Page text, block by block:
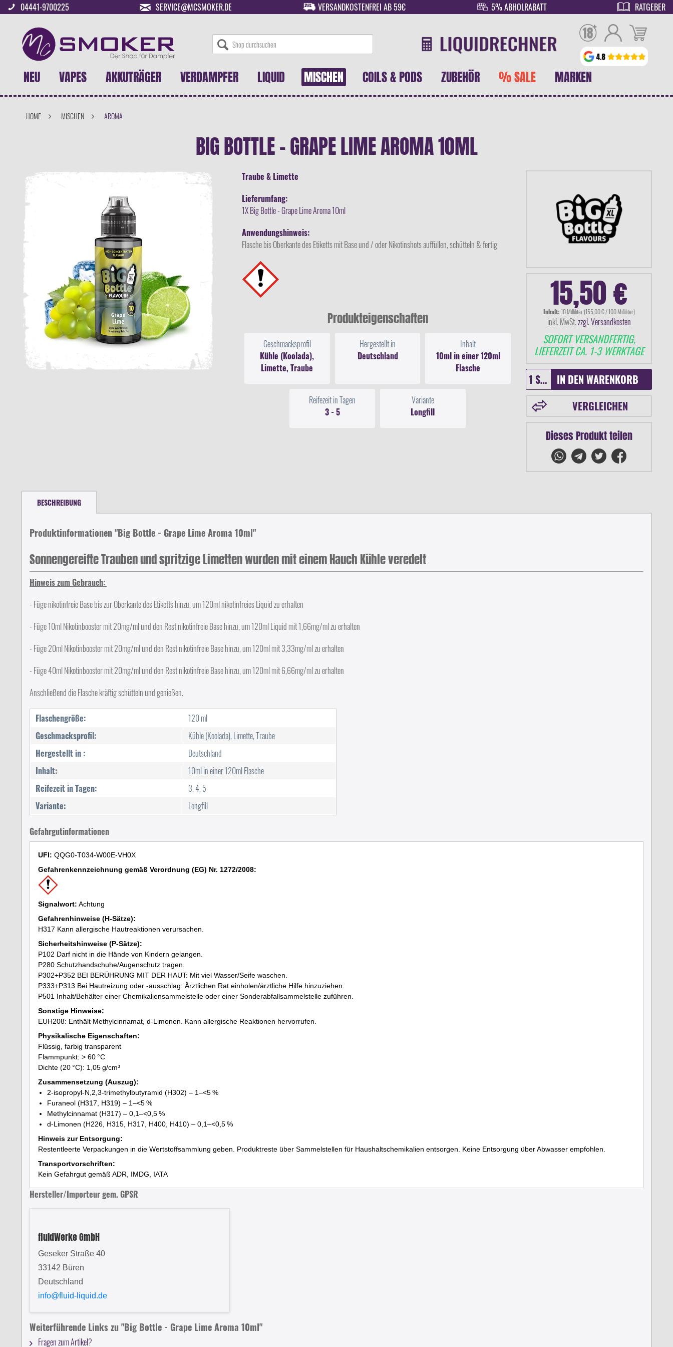
04441-9700225 SERVICE@MCSMOKER.DE VERSANDKOSTENFREI AB 59€ 5% ABHOLRABATT RATGEBER
NEU VAPES AKKUTRÄGER VERDAMPFER LIQUID MISCHEN COILS & PODS ZUBEHÖR % SALE MARKEN
HOME MISCHEN AROMA
BIG BOTTLE - GRAPE LIME AROMA 10ML
Traube & Limette
Lieferumfang:
1X Big Bottle - Grape Lime Aroma 10ml
Anwendungshinweis:
Flasche bis Oberkante des Etiketts mit Base und / oder Nikotinshots auffüllen, schütteln & fertig
Produkteigenschaften
Geschmacksprofil
Kühle (Koolada),
Limette, Traube
Hergestellt in
Deutschland
Inhalt
10ml in einer 120ml
Flasche
Reifezeit in Tagen
3 - 5
Variante
Longfill
15,50 €
Inhalt:10 Milliliter (155,00 € / 100 Milliliter)
inkl. MwSt.zzgl. Versandkosten
SOFORT VERSANDFERTIG,
LIEFERZEIT CA. 1-3 WERKTAGE
IN DEN WARENKORB
VERGLEICHEN
Dieses Produkt teilen
BESCHREIBUNG
Produktinformationen "Big Bottle - Grape Lime Aroma 10ml"
Sonnengereifte Trauben und spritzige Limetten wurden mit einem Hauch Kühle veredelt
Hinweis zum Gebrauch:
- Füge nikotinfreie Base bis zur Oberkante des Etiketts hinzu, um 120ml nikotinfreies Liquid zu erhalten
- Füge 10ml Nikotinbooster mit 20mg/ml und den Rest nikotinfreie Base hinzu, um 120ml Liquid mit 1,66mg/ml zu erhalten
- Füge 20ml Nikotinbooster mit 20mg/ml und den Rest nikotinfreie Base hinzu, um 120ml mit 3,33mg/ml zu erhalten
- Füge 40ml Nikotinbooster mit 20mg/ml und den Rest nikotinfreie Base hinzu, um 120ml mit 6,66mg/ml zu erhalten
Anschließend die Flasche kräftig schütteln und genießen.
Flaschengröße:
120 ml
Geschmacksprofil:
Kühle (Koolada), Limette, Traube
Hergestellt in :
Deutschland
Inhalt:
10ml in einer 120ml Flasche
Reifezeit in Tagen:
3, 4, 5
Variante:
Longfill
Gefahrgutinformationen
UFI: QQG0-T034-W00E-VH0X
Gefahrenkennzeichnung gemäß Verordnung (EG) Nr. 1272/2008:
Signalwort: Achtung
Gefahrenhinweise (H-Sätze):
H317 Kann allergische Hautreaktionen verursachen.
Sicherheitshinweise (P-Sätze):
P102 Darf nicht in die Hände von Kindern gelangen.
P280 Schutzhandschuhe/Augenschutz tragen.
P302+P352 BEI BERÜHRUNG MIT DER HAUT: Mit viel Wasser/Seife waschen.
P333+P313 Bei Hautreizung oder -ausschlag: Ärztlichen Rat einholen/ärztliche Hilfe hinzuziehen.
P501 Inhalt/Behälter einer Chemikaliensammelstelle oder einer Sonderabfallsammelstelle zuführen.
Sonstige Hinweise:
EUH208: Enthält Methylcinnamat, d-Limonen. Kann allergische Reaktionen hervorrufen.
Physikalische Eigenschaften:
Flüssig, farbig transparent
Flammpunkt: > 60 °C
Dichte (20 °C): 1,05 g/cm³
Zusammensetzung (Auszug):
2-isopropyl-N,2,3-trimethylbutyramid (H302) – 1–<5 %
Furaneol (H317, H319) – 1–<5 %
Methylcinnamat (H317) – 0,1–<0,5 %
d-Limonen (H226, H315, H317, H400, H410) – 0,1–<0,5 %
Hinweis zur Entsorgung:
Restentleerte Verpackungen in die Wertstoffsammlung geben. Produktreste über Sammelstellen für Haushaltschemikalien entsorgen. Keine Entsorgung über Abwasser empfohlen.
Transportvorschriften:
Kein Gefahrgut gemäß ADR, IMDG, IATA
Hersteller/Importeur gem. GPSR
fluidWerke GmbH
Geseker Straße 40
33142 Büren
Deutschland
info@fluid-liquid.de
Weiterführende Links zu "Big Bottle - Grape Lime Aroma 10ml"
Fragen zum Artikel?